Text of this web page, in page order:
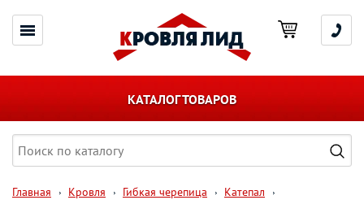
КАТАЛОГ ТОВАРОВ
Главная Кровля Гибкая черепица
Катепал